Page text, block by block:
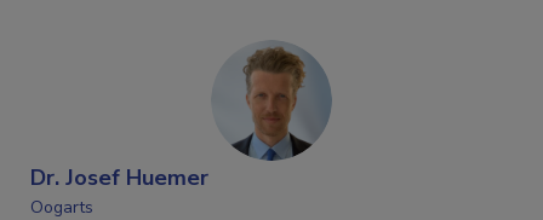
Dr. Josef Huemer
Oogarts